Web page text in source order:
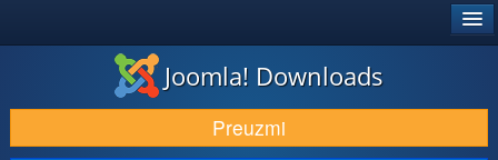
PREUZIMANJE I PROŠIRENJA (EKSTENZIJE)
OTKRIJTE I NAUČITE
Joomla! Downloads
Preuzmi